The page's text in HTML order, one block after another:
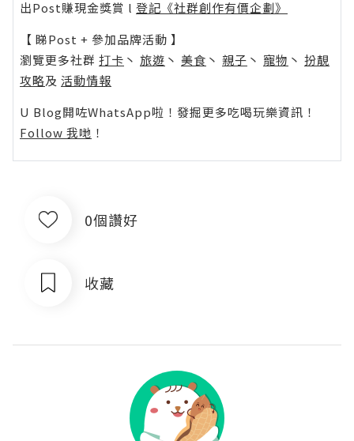
出Post賺現金獎賞 l 登記《社群創作有價企劃》
【 睇Post + 參加品牌活動 】
瀏覽更多社群 打卡 丶 旅遊 丶 美食 丶 親子 丶 寵物 丶 扮靚
攻略及 活動情報
U Blog開咗WhatsApp啦！發掘更多吃喝玩樂資訊！
Follow 我哋 ！
0個讚好
收藏